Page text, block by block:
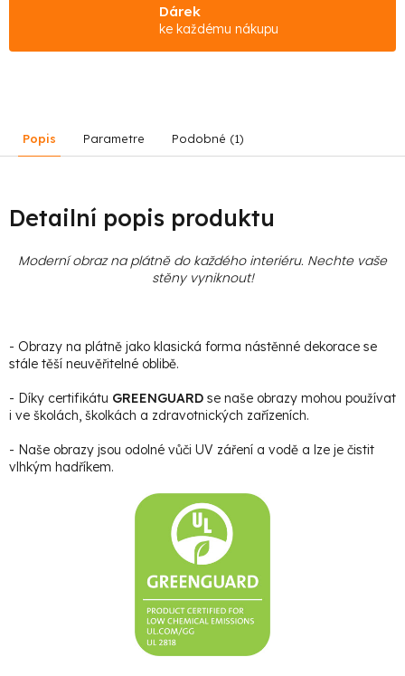
Dárek
ke každému nákupu
Popis Parametre Podobné (1)
Detailní popis produktu
Moderní obraz na plátně do každého interiéru. Nechte vaše
stěny vyniknout!
- Obrazy na plátně jako klasická forma nástěnné dekorace se
stále těší neuvěřitelné oblibě.
- Díky certifikátu GREENGUARD se naše obrazy mohou používat
i ve školách, školkách a zdravotnických zařízeních.
- Naše obrazy jsou odolné vůči UV záření a vodě a lze je čistit
vlhkým hadříkem.